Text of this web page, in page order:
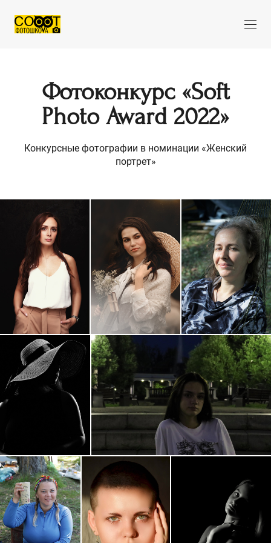
Фотоконкурс «Soft
Photo Award 2022»
Конкурсные фотографии в номинации «Женский
портрет»